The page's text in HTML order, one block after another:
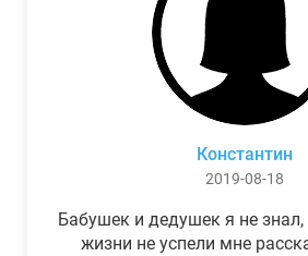
Константин
2019-08-18
Бабушек и дедушек я не знал,
жизни не успели мне